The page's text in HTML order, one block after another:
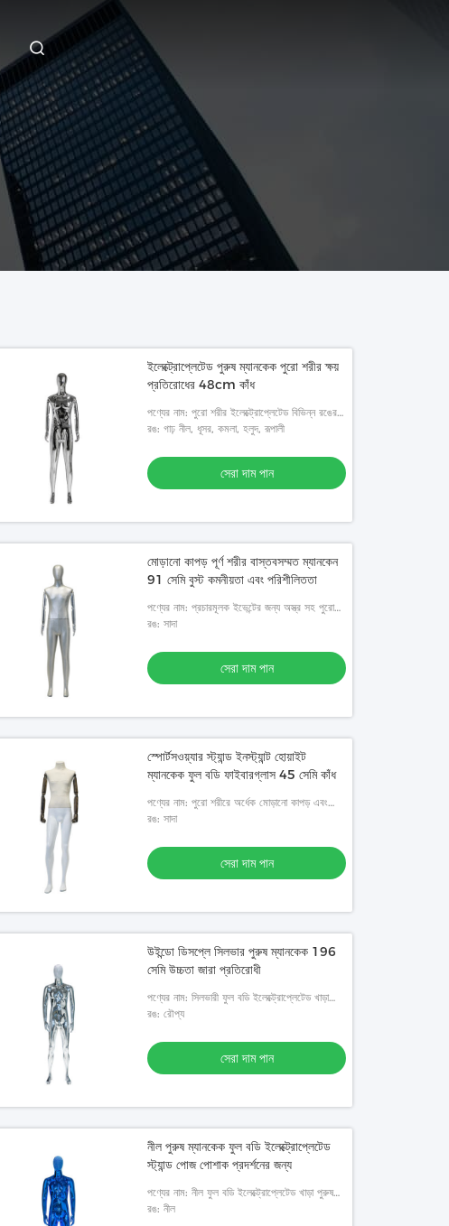
ইলেক্ট্রোপ্লেটেড পুরুষ ম্যানকেক পুরো শরীর ক্ষয়
প্রতিরোধের 48cm কাঁধ
পণ্যের নাম: পুরো শরীর ইলেক্ট্রোপ্লেটেড বিভিন্ন রঙের
কাপড়ে মোড়ানো, পুরুষ ম্যানেকুইন
রঙ: গাঢ় নীল, ধূসর, কমলা, হলুদ, রূপালী
সেরা দাম পান
মোড়ানো কাপড় পূর্ণ শরীর বাস্তবসম্মত ম্যানকেন
91 সেমি বুস্ট কমনীয়তা এবং পরিশীলিততা
পণ্যের নাম: প্রচারমূলক ইভেন্টের জন্য অস্ত্র সহ পুরো
শরীরে মোড়ানো কাপড় পুরুষ ম্যানেকুইন
রঙ: সাদা
সেরা দাম পান
স্পোর্টসওয়্যার স্ট্যান্ড ইনস্ট্যান্ট হোয়াইট
ম্যানকেক ফুল বডি ফাইবারগ্লাস 45 সেমি কাঁধ
পণ্যের নাম: পুরো শরীরে অর্ধেক মোড়ানো কাপড় এবং
কাঠের বাহু সহ মস্তকবিহীন পুরুষ ম্যানেকুইন
রঙ: সাদা
সেরা দাম পান
উইন্ডো ডিসপ্লে সিলভার পুরুষ ম্যানকেক 196
সেমি উচ্চতা জারা প্রতিরোধী
পণ্যের নাম: সিলভারী ফুল বডি ইলেক্ট্রোপ্লেটেড খাড়া
পুরুষ ম্যানেকুইনের উইন্ডো ডিসপ্লে
রঙ: রৌপ্য
সেরা দাম পান
নীল পুরুষ ম্যানকেক ফুল বডি ইলেক্ট্রোপ্লেটেড
স্ট্যান্ড পোজ পোশাক প্রদর্শনের জন্য
পণ্যের নাম: নীল ফুল বডি ইলেক্ট্রোপ্লেটেড খাড়া পুরুষ
ম্যানেকুইনের উইন্ডো ডিসপ্লে
রঙ: নীল